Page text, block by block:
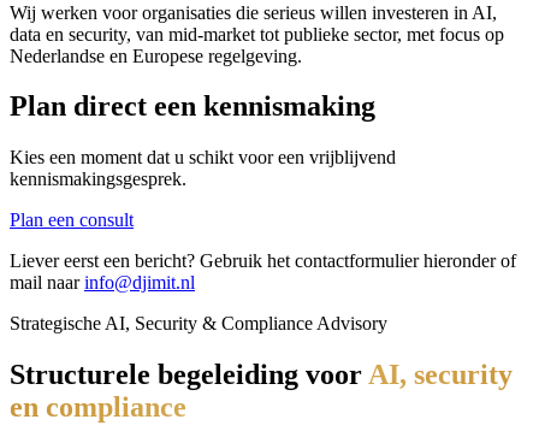
Wij werken voor organisaties die serieus willen investeren in AI,
data en security, van mid-market tot publieke sector, met focus op
Nederlandse en Europese regelgeving.
Plan direct een kennismaking
Kies een moment dat u schikt voor een vrijblijvend
kennismakingsgesprek.
Plan een consult
Liever eerst een bericht? Gebruik het contactformulier hieronder of
mail naar info@djimit.nl
Strategische AI, Security & Compliance Advisory
Structurele begeleiding voorAI, security
en compliance